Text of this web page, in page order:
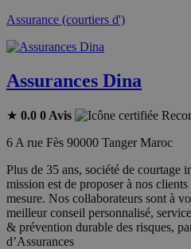
Assurance (courtiers d')
Assurances Dina
★ 0.0 0 Avis
6 A rue Fès 90000 Tanger Maroc
Plus de 35 ans, société de courtage
mission est de proposer à nos
mesure. Nos collaborateurs sont à
meilleur conseil personnalisé,
& prévention durable des risques,
d’Assurances